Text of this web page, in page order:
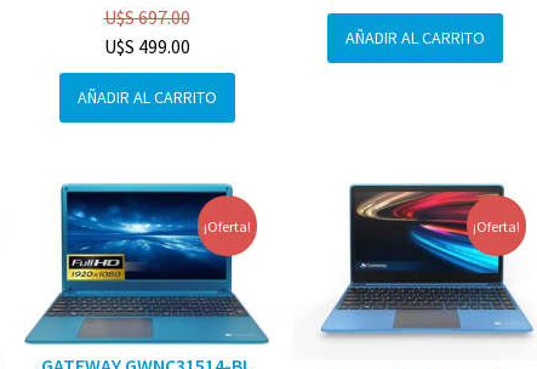
U$S697.00
U$S 499.00
AÑADIR AL CARRITO
AÑADIR AL CARRITO
¡Oferta! ¡Oferta!